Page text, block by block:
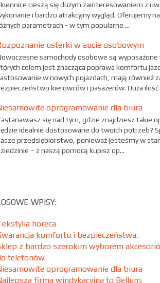
cieszą się dużym zainteresowaniem z
i bardzo atrakcyjny wygląd. Oferujemy
parametrach - w tym popularne ...
usterki w aucie osobowym
samochody osobowe są
celem jest znacząca poprawa komfortu
w nowych pojazdach, mają również
kierowców i pasażerów. Duża ilość
oprogramowanie dla biura
się nad tym, gdzie znajdziesz takie
idealnie dostosowane do twoich potrzeb?
przedsiębiorstwo, ponieważ jesteśmy w
– z naszą pomocą kupisz op...
WPISY:
horeca
komfortu i bezpieczeństwa.
z bardzo szerokim wyborem
telefonów
oprogramowanie dla biura
firma windykacyjna to Bellum.